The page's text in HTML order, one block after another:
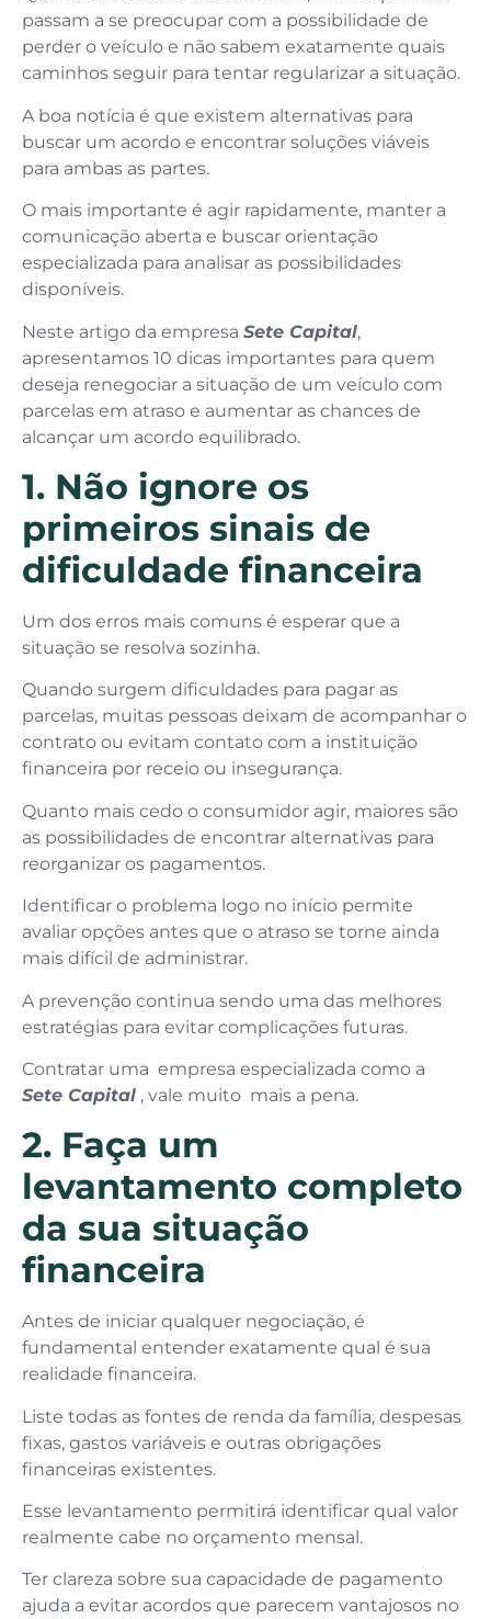
passam a se preocupar com a possibilidade de
perder o veículo e não sabem exatamente quais
caminhos seguir para tentar regularizar a situação.
A boa notícia é que existem alternativas para
buscar um acordo e encontrar soluções viáveis
para ambas as partes.
O mais importante é agir rapidamente, manter a
comunicação aberta e buscar orientação
especializada para analisar as possibilidades
disponíveis.
Neste artigo da empresa Sete Capital,
apresentamos 10 dicas importantes para quem
deseja renegociar a situação de um veículo com
parcelas em atraso e aumentar as chances de
alcançar um acordo equilibrado.
1. Não ignore os
primeiros sinais de
dificuldade financeira
Um dos erros mais comuns é esperar que a
situação se resolva sozinha.
Quando surgem dificuldades para pagar as
parcelas, muitas pessoas deixam de acompanhar o
contrato ou evitam contato com a instituição
financeira por receio ou insegurança.
Quanto mais cedo o consumidor agir, maiores são
as possibilidades de encontrar alternativas para
reorganizar os pagamentos.
Identificar o problema logo no início permite
avaliar opções antes que o atraso se torne ainda
mais difícil de administrar.
A prevenção continua sendo uma das melhores
estratégias para evitar complicações futuras.
Contratar uma empresa especializada como a
Sete Capital , vale muito mais a pena.
2. Faça um
levantamento completo
da sua situação
financeira
Antes de iniciar qualquer negociação, é
fundamental entender exatamente qual é sua
realidade financeira.
Liste todas as fontes de renda da família, despesas
fixas, gastos variáveis e outras obrigações
financeiras existentes.
Esse levantamento permitirá identificar qual valor
realmente cabe no orçamento mensal.
Ter clareza sobre sua capacidade de pagamento
ajuda a evitar acordos que parecem vantajosos no